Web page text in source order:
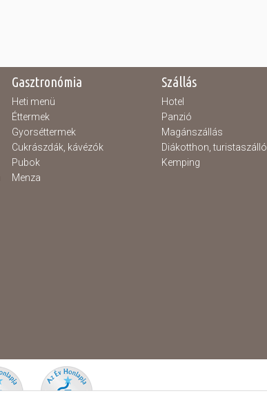
Gasztronómia
Heti menü
Éttermek
Gyorséttermek
Cukrászdák, kávézók
Pubok
Menza
Szállás
Hotel
Panzió
Magánszállás
Diákotthon, turistaszálló
Kemping